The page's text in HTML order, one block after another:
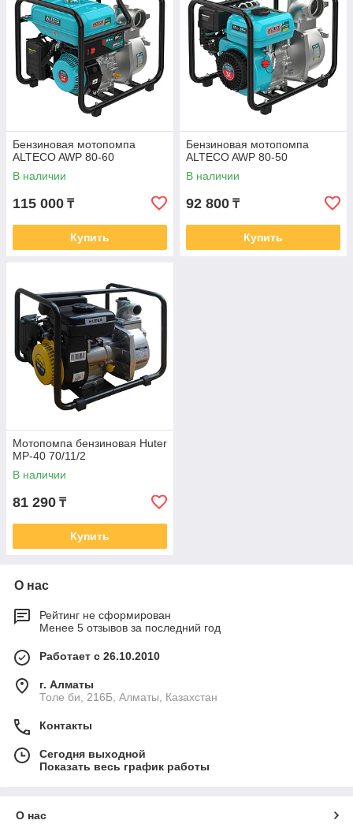
Бензиновая мотопомпа
ALTECO AWP 80-60
В наличии
115 000 ₸
Купить
Бензиновая мотопомпа
ALTECO AWP 80-50
В наличии
92 800 ₸
Купить
Мотопомпа бензиновая Huter
MP-40 70/11/2
В наличии
81 290 ₸
Купить
О нас
Рейтинг не сформирован
Менее 5 отзывов за последний год
Работает с 26.10.2010
г. Алматы
Толе би, 216Б, Алматы, Казахстан
Контакты
Сегодня выходной
Показать весь график работы
О нас